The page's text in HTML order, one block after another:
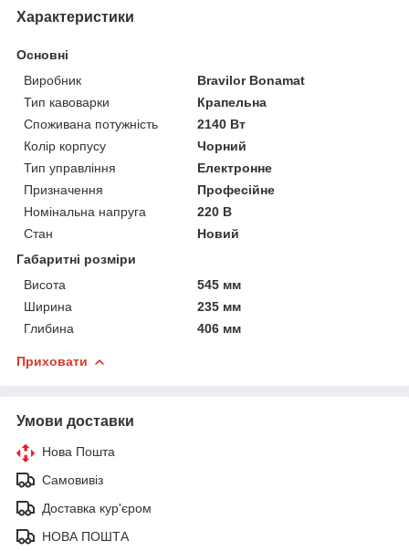
Характеристики
Основні
Виробник
Bravilor Bonamat
Тип кавоварки
Крапельна
Споживана потужність
2140 Вт
Колір корпусу
Чорний
Тип управління
Електронне
Призначення
Професійне
Номінальна напруга
220 В
Стан
Новий
Габаритні розміри
Висота
545 мм
Ширина
235 мм
Глибина
406 мм
Приховати
Умови доставки
Нова Пошта
Самовивіз
Доставка кур'єром
НОВА ПОШТА